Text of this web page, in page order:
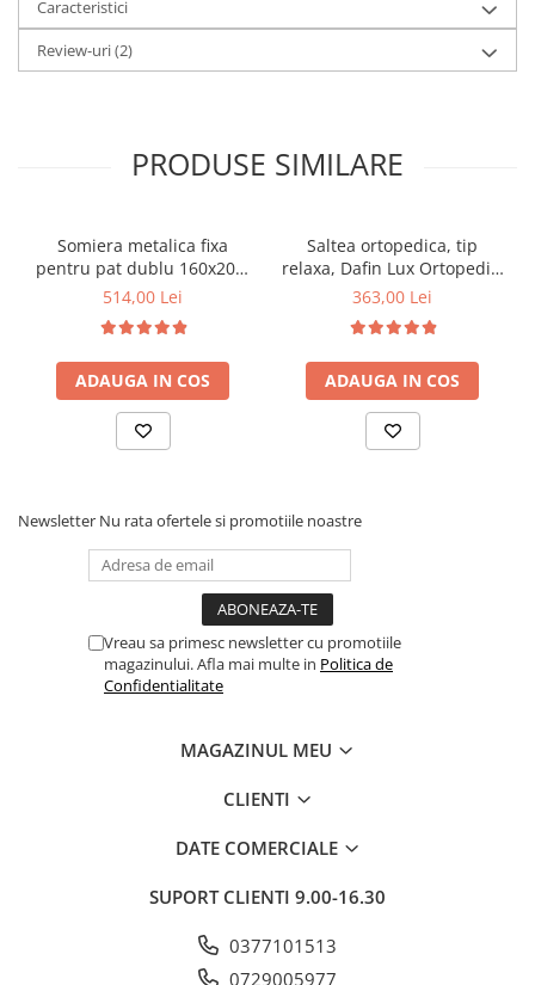
Caracteristici
Review-uri(2)
PRODUSE SIMILARE
Somiera metalica fixa
pentru pat dublu 160x200,
6 picioare, 32 lamele lemn
saltea ferm, negru
514,00 Lei
ADAUGA IN COS
Saltea ortopedica, tip
relaxa, Dafin Lux Ortopedic,
90x200x21cm, fermitate
tip Bonell, fata vara-iarna,
sistem de aerisire cu
butoni, Salt Confort
363,00 Lei
ADAUGA IN COS
Newsletter Nu rata ofertele si promotiile noastre
Vreau sa primesc newsletter cu promotiile
magazinului. Afla mai multe in Politica de
Confidentialitate
MAGAZINUL MEU
CLIENTI
DATE COMERCIALE
SUPORT CLIENTI 9.00-16.30
0377101513
0729005977